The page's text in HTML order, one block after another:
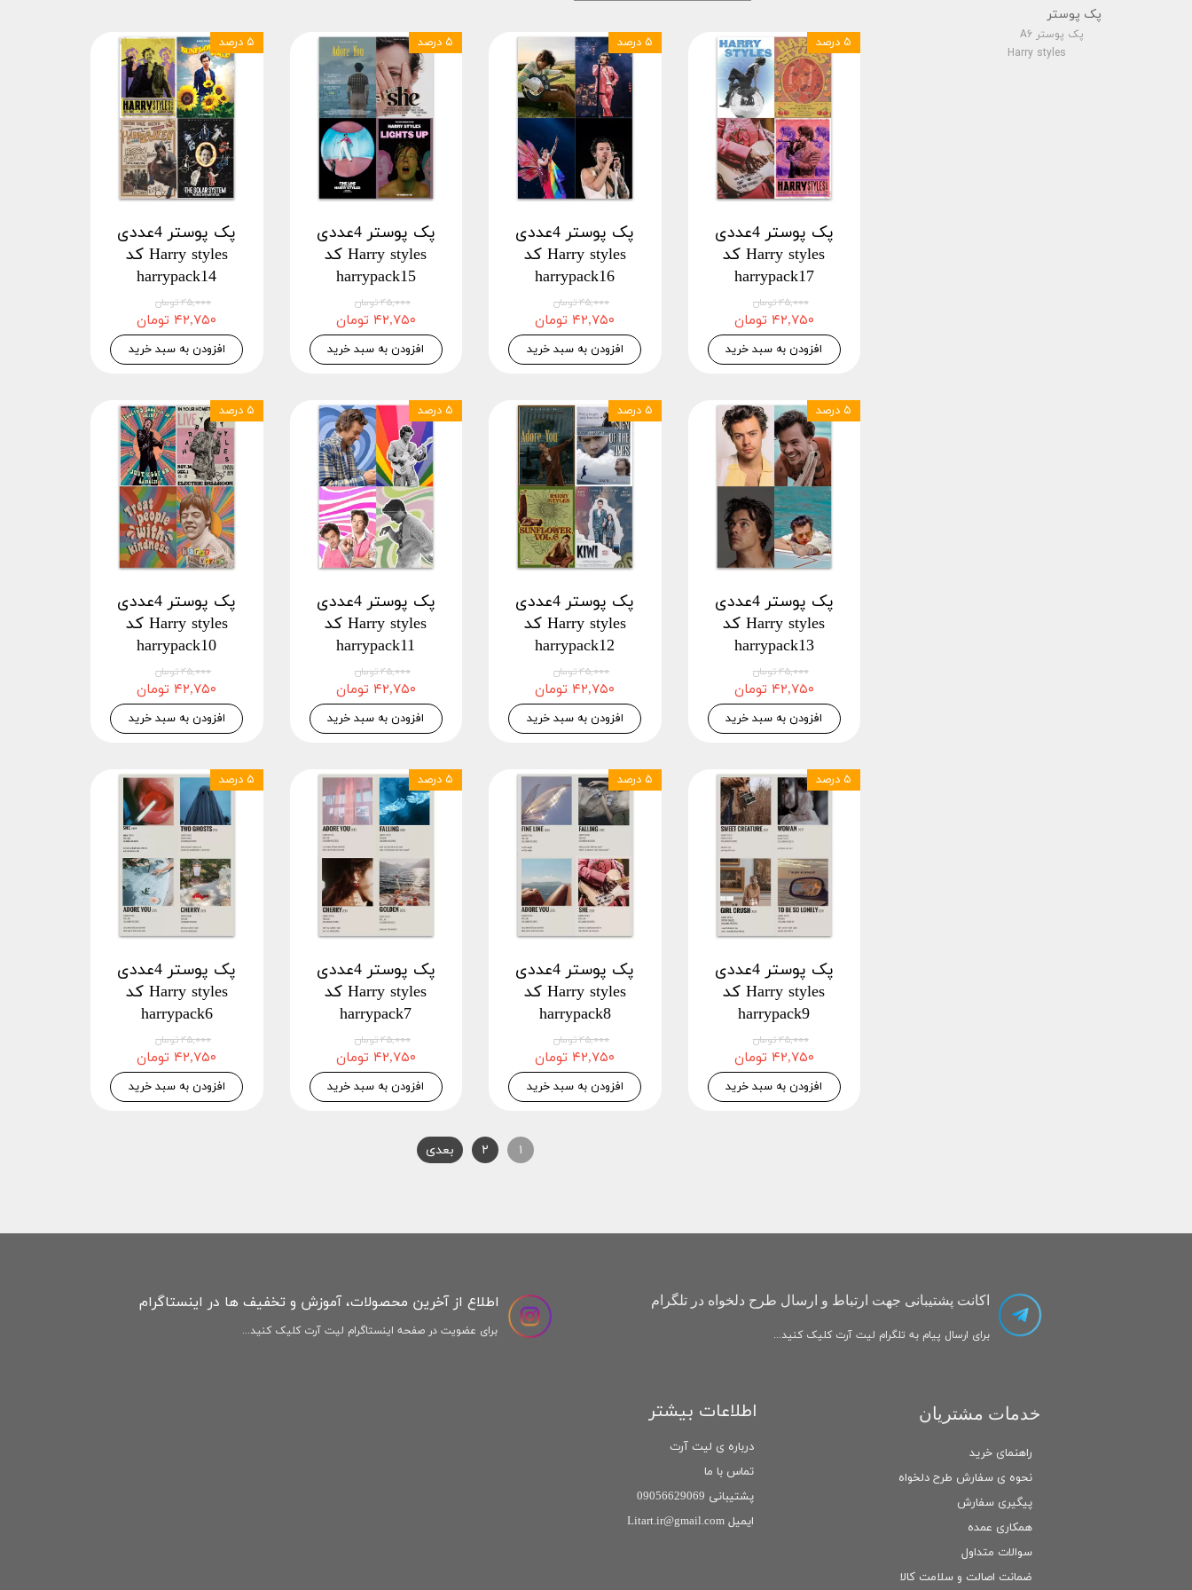
پک پوستر
پک پوستر A6
Harry styles
پک پوستر 4عددی
Harry styles کد
harrypack17
۴۵,۰۰۰ تومان
۴۲,۷۵۰ تومان
افزودن به سبد خرید
۵ درصد
پک پوستر 4عددی
Harry styles کد
harrypack16
۴۵,۰۰۰ تومان
۴۲,۷۵۰ تومان
افزودن به سبد خرید
۵ درصد
پک پوستر 4عددی
Harry styles کد
harrypack15
۴۵,۰۰۰ تومان
۴۲,۷۵۰ تومان
افزودن به سبد خرید
۵ درصد
پک پوستر 4عددی
Harry styles کد
harrypack14
۴۵,۰۰۰ تومان
۴۲,۷۵۰ تومان
افزودن به سبد خرید
۵ درصد
پک پوستر 4عددی
Harry styles کد
harrypack13
۴۵,۰۰۰ تومان
۴۲,۷۵۰ تومان
افزودن به سبد خرید
۵ درصد
پک پوستر 4عددی
Harry styles کد
harrypack12
۴۵,۰۰۰ تومان
۴۲,۷۵۰ تومان
افزودن به سبد خرید
۵ درصد
پک پوستر 4عددی
Harry styles کد
harrypack11
۴۵,۰۰۰ تومان
۴۲,۷۵۰ تومان
افزودن به سبد خرید
۵ درصد
پک پوستر 4عددی
Harry styles کد
harrypack10
۴۵,۰۰۰ تومان
۴۲,۷۵۰ تومان
افزودن به سبد خرید
۵ درصد
پک پوستر 4عددی
Harry styles کد
harrypack9
۴۵,۰۰۰ تومان
۴۲,۷۵۰ تومان
افزودن به سبد خرید
۵ درصد
پک پوستر 4عددی
Harry styles کد
harrypack8
۴۵,۰۰۰ تومان
۴۲,۷۵۰ تومان
افزودن به سبد خرید
۵ درصد
پک پوستر 4عددی
Harry styles کد
harrypack7
۴۵,۰۰۰ تومان
۴۲,۷۵۰ تومان
افزودن به سبد خرید
۵ درصد
پک پوستر 4عددی
Harry styles کد
harrypack6
۴۵,۰۰۰ تومان
۴۲,۷۵۰ تومان
افزودن به سبد خرید
۵ درصد
۱ ۲ بعدی
راهنمای خرید
نحوه ی سفارش طرح دلخواه
پیگیری سفارش
همکاری عمده
سوالات متداول
ضمانت اصالت و سلامت كالا
خدمات مشتریان
اکانت پشتیبانی جهت ارتباط و ارسال طرح دلخواه در تلگرام
برای ارسال پیام به تلگرام لیت آرت کلیک کنید...
اطلاعات بیشتر
درباره ی لیت آرت
تماس با ما
پشتیبانی 09056629069
ایمیل Litart.ir@gmail.com
اطلاع از آخرین محصولات، آموزش و تخفیف ها در اینستاگرام
برای عضویت در صفحه اینستاگرام لیت آرت کلیک کنید...